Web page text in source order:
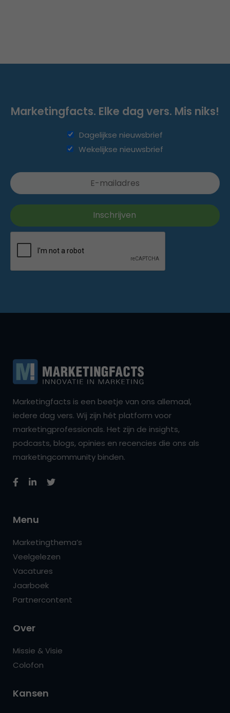
Marketingfacts. Elke dag vers. Mis niks!
Dagelijkse nieuwsbrief
Wekelijkse nieuwsbrief
Marketingfacts is een beetje van ons allemaal,
iedere dag vers. Wij zijn hét platform voor
marketingprofessionals. Het zijn de insights,
podcasts, blogs, opinies en recencies die ons als
marketingcommunity binden.
Menu
Marketingthema’s
Veelgelezen
Vacatures
Jaarboek
Partnercontent
Over
Missie & Visie
Colofon
Kansen